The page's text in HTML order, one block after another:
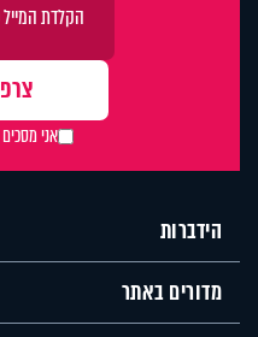
אני מסכים
הידברות
מדורים באתר